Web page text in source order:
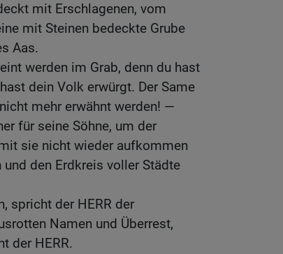
mit Erschlagenen, vom
mit Steinen bedeckte Grube
Aas.
werden im Grab, denn du hast
dein Volk erwürgt. Der Same
mehr erwähnt werden! —
für seine Söhne, um der
sie nicht wieder aufkommen
und den Erdkreis voller Städte
spricht der HERR der
Namen und Überrest,
der HERR.